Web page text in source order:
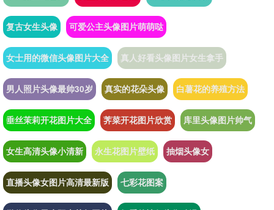
复古女生头像 可爱公主头像图片萌萌哒
女士用的微信头像图片大全 真人好看头像图片女生拿手
男人照片头像最帅30岁 真实的花朵头像 白薯花的养殖方法
垂丝茉莉开花图片大全 荠菜开花图片欣赏 库里头像图片帅气
女生高清头像小清新 永生花图片壁纸 抽烟头像女
直播头像女图片高清最新版 七彩花图案